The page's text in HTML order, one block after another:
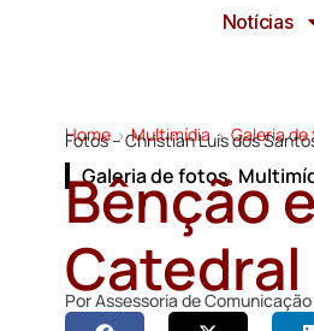
Notícias
Home > Multimídia > Galeria
Fotos – Christian Luis dos
Galeria de fotos,
Bênção
Catedral
PorAssessoria de Comunicação